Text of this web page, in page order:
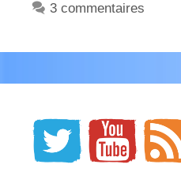
3 commentaires